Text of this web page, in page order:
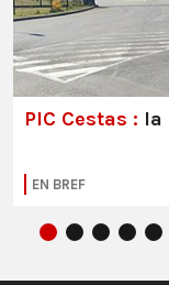
PIC Cestas : la
EN BREF